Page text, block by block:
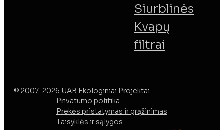
Siurblinės
Kvapų
filtrai
© 2007-2026 UAB Ekologiniai Projektai
Privatumo politika
Prekės pristatymas ir grąžinimas
Taisyklės ir sąlygos